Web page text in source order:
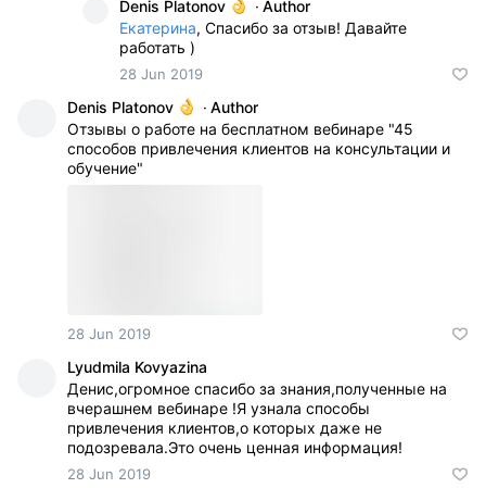
Denis Platonov · Author
Екатерина, Спасибо за отзыв! Давайте
работать )
28 Jun 2019
Denis Platonov · Author
Отзывы о работе на бесплатном вебинаре "45
способов привлечения клиентов на консультации и
обучение"
28 Jun 2019
Lyudmila Kovyazina
Денис,огромное спасибо за знания,полученные на
вчерашнем вебинаре !Я узнала способы
привлечения клиентов,о которых даже не
подозревала.Это очень ценная информация!
28 Jun 2019